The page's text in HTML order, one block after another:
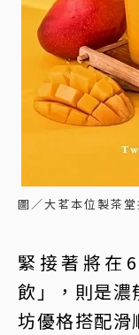
圖／大茗本位製茶堂
緊接著將在
飲」，則是濃
坊優格搭配滑